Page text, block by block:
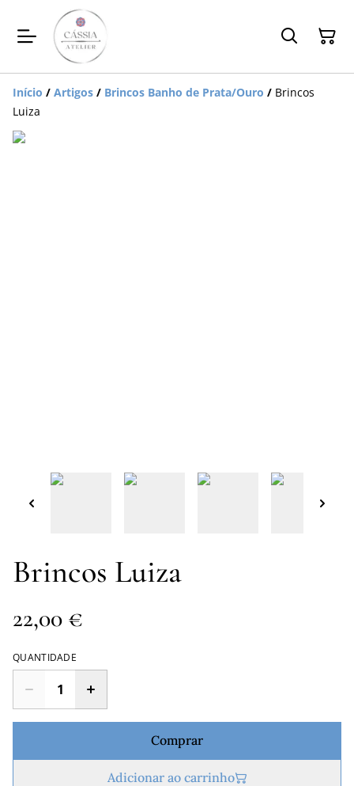
Início / Artigos / Brincos Banho de Prata/Ouro / Brincos
Luiza
Brincos Luiza
22,00 €
QUANTIDADE
Comprar
Adicionar ao carrinho